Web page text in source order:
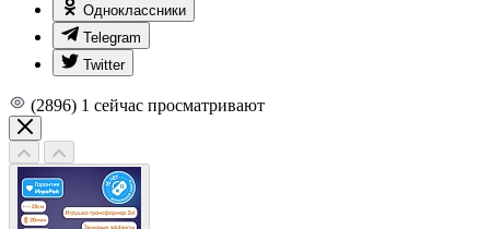
Одноклассники
Telegram
Twitter
(2896) 1 сейчас просматривают